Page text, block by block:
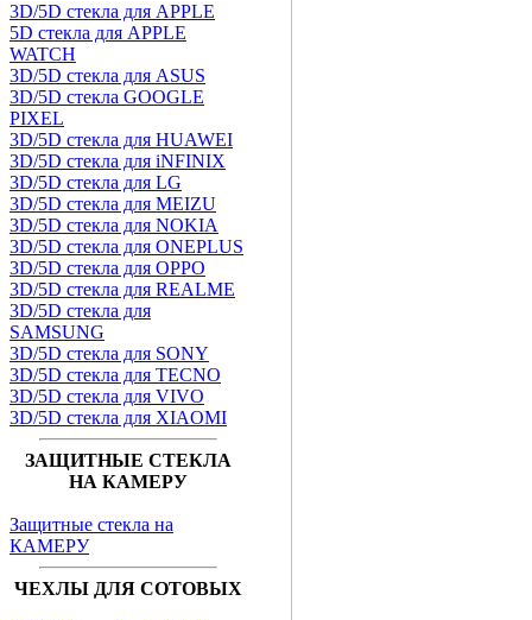
3D/5D стекла для APPLE
5D стекла для APPLE
WATCH
3D/5D стекла для ASUS
3D/5D стекла GOOGLE
PIXEL
3D/5D стекла для HUAWEI
3D/5D стекла для iNFINIX
3D/5D стекла для LG
3D/5D стекла для MEIZU
3D/5D стекла для NOKIA
3D/5D стекла для ONEPLUS
3D/5D стекла для OPPO
3D/5D стекла для REALME
3D/5D стекла для
SAMSUNG
3D/5D стекла для SONY
3D/5D стекла для TECNO
3D/5D стекла для VIVO
3D/5D стекла для XIAOMI
ЗАЩИТНЫЕ СТЕКЛА
НА КАМЕРУ
Защитные стекла на
КАМЕРУ
ЧЕХЛЫ ДЛЯ СОТОВЫХ